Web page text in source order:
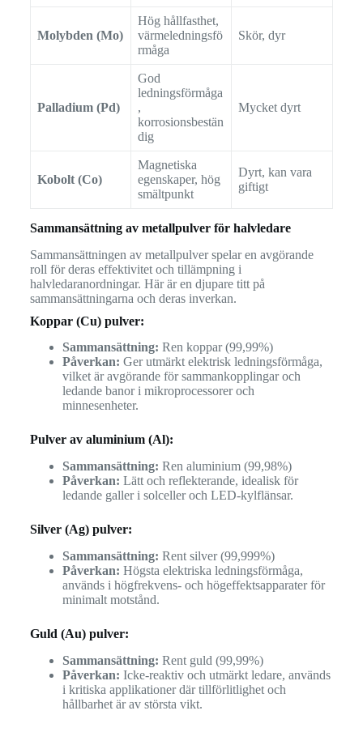
Molybden (Mo)
Hög hållfasthet,
värmeledningsfö
rmåga
Skör, dyr
Palladium (Pd)
God
ledningsförmåga
,
korrosionsbestän
dig
Mycket dyrt
Kobolt (Co)
Magnetiska
egenskaper, hög
smältpunkt
Dyrt, kan vara
giftigt
Sammansättning av metallpulver för halvledare
Sammansättningen av metallpulver spelar en avgörande
roll för deras effektivitet och tillämpning i
halvledaranordningar. Här är en djupare titt på
sammansättningarna och deras inverkan.
Koppar (Cu) pulver:
Sammansättning: Ren koppar (99,99%)
Påverkan: Ger utmärkt elektrisk ledningsförmåga,
vilket är avgörande för sammankopplingar och
ledande banor i mikroprocessorer och
minnesenheter.
Pulver av aluminium (Al):
Sammansättning: Ren aluminium (99,98%)
Påverkan: Lätt och reflekterande, idealisk för
ledande galler i solceller och LED-kylflänsar.
Silver (Ag) pulver:
Sammansättning: Rent silver (99,999%)
Påverkan: Högsta elektriska ledningsförmåga,
används i högfrekvens- och högeffektsapparater för
minimalt motstånd.
Guld (Au) pulver:
Sammansättning: Rent guld (99,99%)
Påverkan: Icke-reaktiv och utmärkt ledare, används
i kritiska applikationer där tillförlitlighet och
hållbarhet är av största vikt.